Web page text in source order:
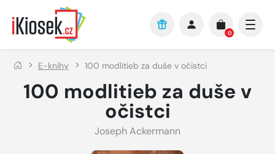
Přejít na hlavní obsah
0
E-knihy 100 modlitieb za duše v očistci
100 modlitieb za duše v
očistci
Joseph Ackermann